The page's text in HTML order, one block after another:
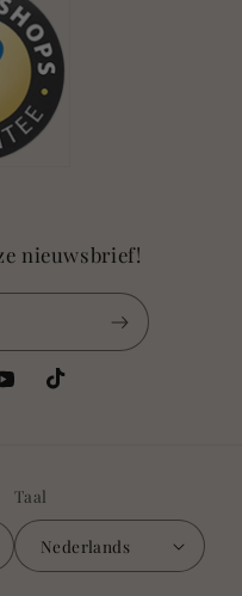
nieuwsbrief!
TikTok
Taal
Nederlands